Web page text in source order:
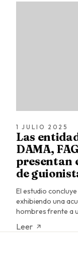
1 JULIO 2025
Las
DAMA,
presentan
de
El estudio
exhibiendo una
hombres frente a
Leer